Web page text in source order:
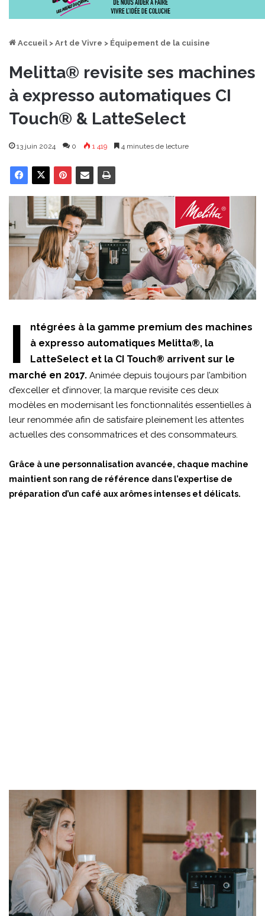
Accueil > Art de Vivre > Équipement de la cuisine
Melitta® revisite ses machines
à expresso automatiques CI
Touch® & LatteSelect
13 juin 2024 0 1 419 4 minutes de lecture
I
ntégrées à la gamme premium des machines
à expresso automatiques Melitta®, la
LatteSelect et la CI Touch® arrivent sur le
marché en 2017. Animée depuis toujours par l’ambition
d’exceller et d’innover, la marque revisite ces deux
modèles en modernisant les fonctionnalités essentielles à
leur renommée afin de satisfaire pleinement les attentes
actuelles des consommatrices et des consommateurs.
Grâce à une personnalisation avancée, chaque machine
maintient son rang de référence dans l’expertise de
préparation d’un café aux arômes intenses et délicats.